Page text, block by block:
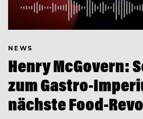
NEWS
Henry McGovern:
zum Gastro-
nächste Food-